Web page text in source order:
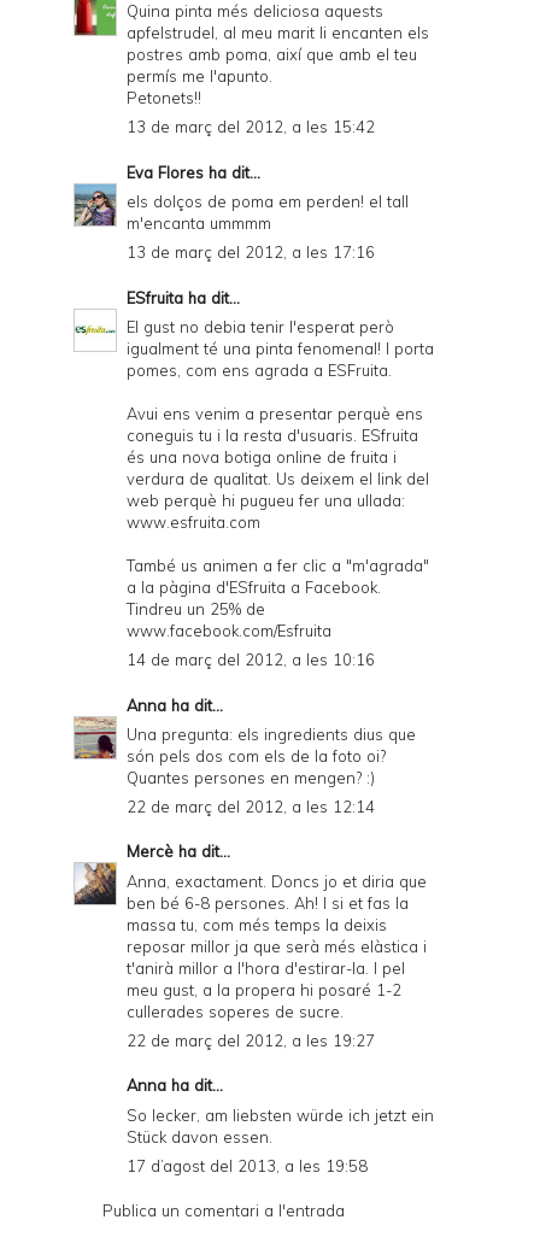
Quina pinta més deliciosa aquests
apfelstrudel, al meu marit li encanten els
postres amb poma, així que amb el teu
permís me l'apunto.
Petonets!!
13 de març del 2012, a les 15:42
Eva Flores ha dit...
els dolços de poma em perden! el tall
m'encanta ummmm
13 de març del 2012, a les 17:16
ESfruita ha dit...
El gust no debia tenir l'esperat però
igualment té una pinta fenomenal! I porta
pomes, com ens agrada a ESFruita.
Avui ens venim a presentar perquè ens
coneguis tu i la resta d'usuaris. ESfruita
és una nova botiga online de fruita i
verdura de qualitat. Us deixem el link del
web perquè hi pugueu fer una ullada:
www.esfruita.com
També us animen a fer clic a "m'agrada"
a la pàgina d'ESfruita a Facebook.
Tindreu un 25% de
www.facebook.com/Esfruita
14 de març del 2012, a les 10:16
Anna ha dit...
Una pregunta: els ingredients dius que
són pels dos com els de la foto oi?
Quantes persones en mengen? :)
22 de març del 2012, a les 12:14
Mercè ha dit...
Anna, exactament. Doncs jo et diria que
ben bé 6-8 persones. Ah! I si et fas la
massa tu, com més temps la deixis
reposar millor ja que serà més elàstica i
t'anirà millor a l'hora d'estirar-la. I pel
meu gust, a la propera hi posaré 1-2
cullerades soperes de sucre.
22 de març del 2012, a les 19:27
Anna ha dit...
So lecker, am liebsten würde ich jetzt ein
Stück davon essen.
17 d’agost del 2013, a les 19:58
Publica un comentari a l'entrada